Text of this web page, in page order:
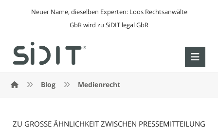
Neuer Name, dieselben Experten: Loos Rechtsanwälte
GbR wird zu SiDIT legal GbR
Blog Medienrecht
ZU GROSSE ÄHNLICHKEIT ZWISCHEN PRESSEMITTEILUNG